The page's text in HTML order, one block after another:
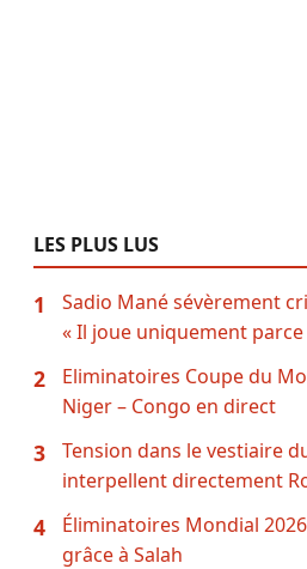
LES PLUS LUS
1
Sadio Mané sévèrement
« Il joue uniquement
2
Eliminatoires Coupe du
Niger – Congo en direct
3
Tension dans le vestiaire
interpellent directement
4
Éliminatoires Mondial
grâce à Salah